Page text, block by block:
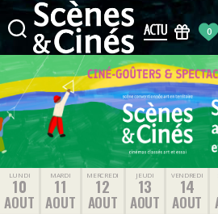
Scènes
&
Cinés
0
LUNDI
10
AOUT
MARDI
11
AOUT
MERCREDI
12
AOUT
JEUDI
13
AOUT
VENDREDI
14
AOUT